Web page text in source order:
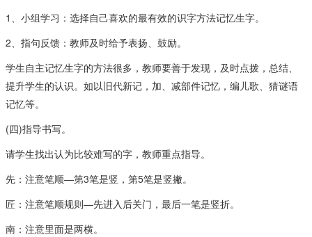
1、小组学习：选择自己喜欢的最有效的识字方法记忆生字。
2、指句反馈：教师及时给予表扬、鼓励。
学生自主记忆生字的方法很多，教师要善于发现，及时点拨，总结、
提升学生的认识。如以旧代新记，加、减部件记忆，编儿歌、猜谜语
记忆等。
(四)指导书写。
请学生找出认为比较难写的字，教师重点指导。
先：注意笔顺—第3笔是竖，第5笔是竖撇。
匠：注意笔顺规则—先进入后关门，最后一笔是竖折。
南：注意里面是两横。